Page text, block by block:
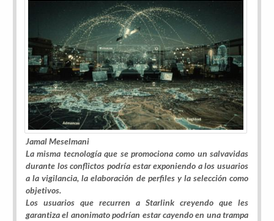
Jamal Meselmani
La misma tecnología que se promociona como un salvavidas
durante los conflictos podría estar exponiendo a los usuarios
a la vigilancia, la elaboración de perfiles y la selección como
objetivos.
Los usuarios que recurren a Starlink creyendo que les
garantiza el anonimato podrían estar cayendo en una trampa